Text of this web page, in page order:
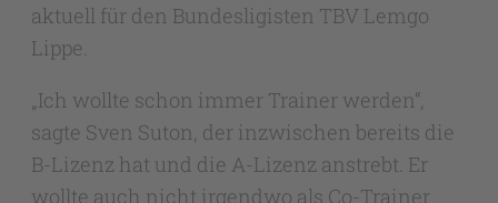
aktuell für den Bundesligisten TBV Lemgo
Lippe.
„Ich wollte schon immer Trainer werden“,
sagte Sven Suton, der inzwischen bereits die
B-Lizenz hat und die A-Lizenz anstrebt. Er
wollte auch nicht irgendwo als Co-Trainer